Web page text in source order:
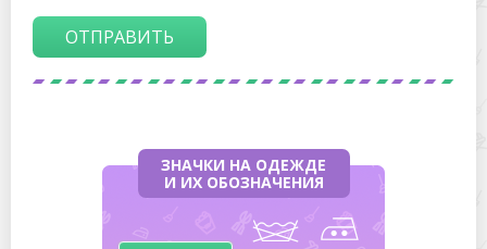
ОТПРАВИТЬ
ЗНАЧКИ НА ОДЕЖДЕ
И ИХ ОБОЗНАЧЕНИЯ